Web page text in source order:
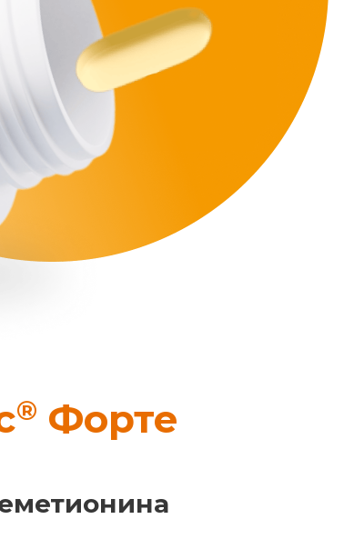
® Форте